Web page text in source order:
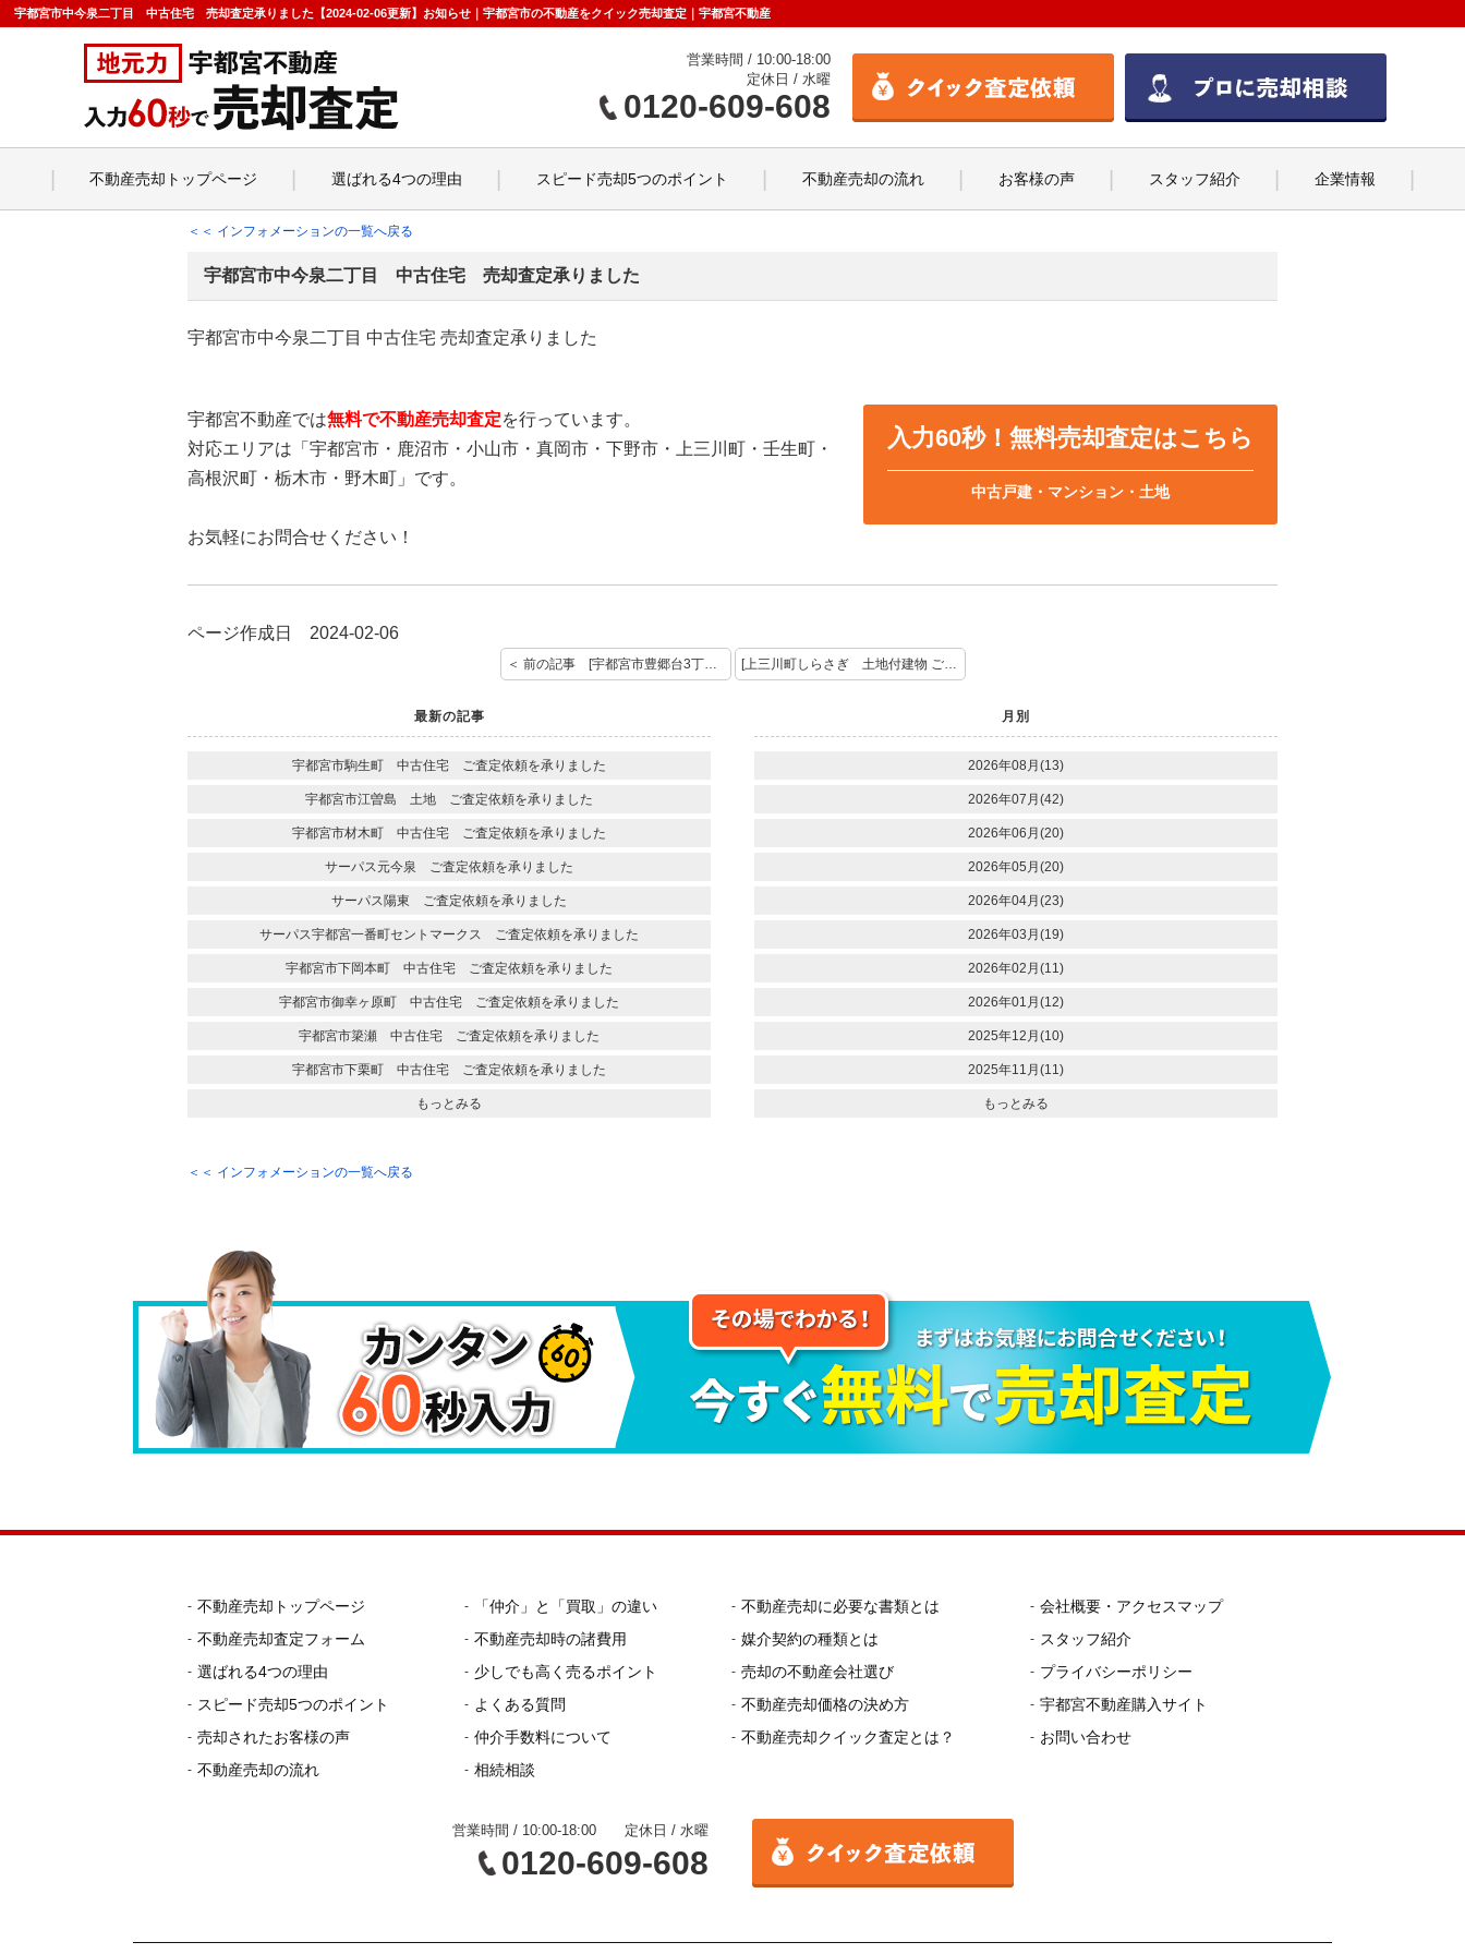
宇都宮市中今泉二丁目 中古住宅 売却査定承りました【2024-02-06更新】お知らせ｜宇都宮市の不動産をクイック売却査定｜宇都宮不動産
営業時間 / 10:00-18:00
定休日 / 水曜
0120-609-608
不動産売却トップページ 選ばれる4つの理由 スピード売却5つのポイント 不動産売却の流れ お客様の声 スタッフ紹介 企業情報
＜＜ インフォメーションの一覧へ戻る
宇都宮市中今泉二丁目 中古住宅 売却査定承りました
宇都宮市中今泉二丁目 中古住宅 売却査定承りました
宇都宮不動産では無料で不動産売却査定を行っています。
対応エリアは「宇都宮市・鹿沼市・小山市・真岡市・下野市・上三川町・壬生町・
高根沢町・栃木市・野木町」です。
お気軽にお問合せください！
入力60秒！無料売却査定はこちら
中古戸建・マンション・土地
ページ作成日 2024-02-06
＜ 前の記事 [宇都宮市豊郷台3丁目 中古住宅 売却査定を承りました] [上三川町しらさぎ 土地付建物 ご売却のご成約おめでとうございます] 次の記事 ＞
最新の記事
宇都宮市駒生町 中古住宅 ご査定依頼を承りました
宇都宮市江曽島 土地 ご査定依頼を承りました
宇都宮市材木町 中古住宅 ご査定依頼を承りました
サーパス元今泉 ご査定依頼を承りました
サーパス陽東 ご査定依頼を承りました
サーパス宇都宮一番町セントマークス ご査定依頼を承りました
宇都宮市下岡本町 中古住宅 ご査定依頼を承りました
宇都宮市御幸ヶ原町 中古住宅 ご査定依頼を承りました
宇都宮市簗瀬 中古住宅 ご査定依頼を承りました
宇都宮市下栗町 中古住宅 ご査定依頼を承りました
もっとみる
月別
2026年08月(13)
2026年07月(42)
2026年06月(20)
2026年05月(20)
2026年04月(23)
2026年03月(19)
2026年02月(11)
2026年01月(12)
2025年12月(10)
2025年11月(11)
もっとみる
＜＜ インフォメーションの一覧へ戻る
不動産売却トップページ
不動産売却査定フォーム
選ばれる4つの理由
スピード売却5つのポイント
売却されたお客様の声
不動産売却の流れ
「仲介」と「買取」の違い
不動産売却時の諸費用
少しでも高く売るポイント
よくある質問
仲介手数料について
相続相談
不動産売却に必要な書類とは
媒介契約の種類とは
売却の不動産会社選び
不動産売却価格の決め方
不動産売却クイック査定とは？
会社概要・アクセスマップ
スタッフ紹介
プライバシーポリシー
宇都宮不動産購入サイト
お問い合わせ
営業時間 / 10:00-18:00 定休日 / 水曜
0120-609-608